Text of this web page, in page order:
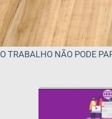
O TRABALHO NÃO PODE